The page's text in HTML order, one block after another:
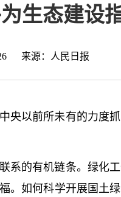
生态建设
来源： 人民日报
央以前所未有的力度
系的有机链条。绿化
。如何科学开展国土